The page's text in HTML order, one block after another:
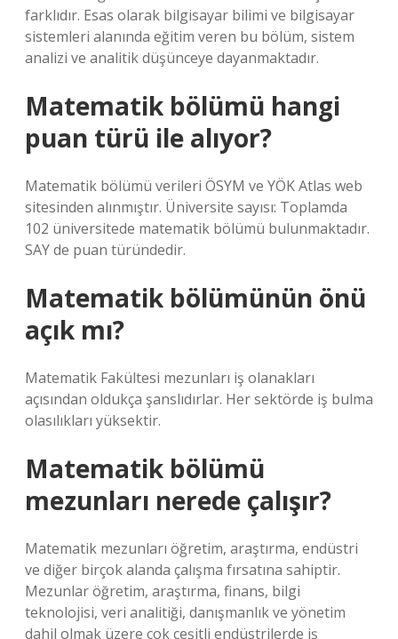
farklıdır. Esas olarak bilgisayar bilimi ve bilgisayar
sistemleri alanında eğitim veren bu bölüm, sistem
analizi ve analitik düşünceye dayanmaktadır.
Matematik bölümü hangi
puan türü ile alıyor?
Matematik bölümü verileri ÖSYM ve YÖK Atlas web
sitesinden alınmıştır. Üniversite sayısı: Toplamda
102 üniversitede matematik bölümü bulunmaktadır.
SAY de puan türündedir.
Matematik bölümünün önü
açık mı?
Matematik Fakültesi mezunları iş olanakları
açısından oldukça şanslıdırlar. Her sektörde iş bulma
olasılıkları yüksektir.
Matematik bölümü
mezunları nerede çalışır?
Matematik mezunları öğretim, araştırma, endüstri
ve diğer birçok alanda çalışma fırsatına sahiptir.
Mezunlar öğretim, araştırma, finans, bilgi
teknolojisi, veri analitiği, danışmanlık ve yönetim
dahil olmak üzere çok çeşitli endüstrilerde iş